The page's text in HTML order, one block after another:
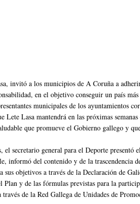
invitó a los municipios de A Coruña a
en el objetivo conseguir un país
municipales de los ayuntamientos
Lasa mantendrá en las próximas
que promueve el Gobierno gallego y
secretario general para el Deporte presentó
informó del contenido y de la trascendencia
objetivos a través de la Declaración de
y de las fórmulas previstas para la
de la Red Gallega de Unidades de